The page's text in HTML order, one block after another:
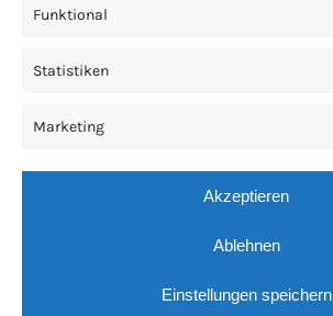
Funktional
Statistiken
Marketing
Akzeptieren
Ablehnen
Einstellungen speichern